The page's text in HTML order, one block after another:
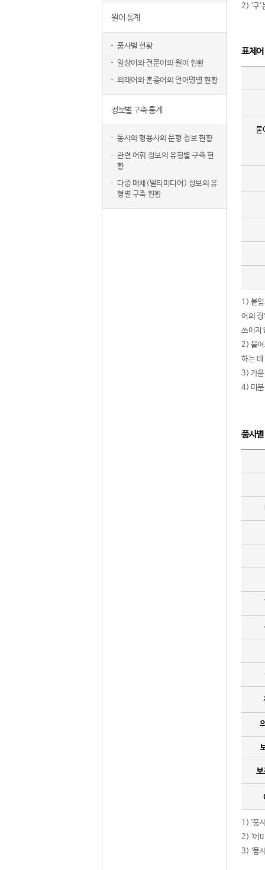
원어 통계
품사별 현황
일상어와 전문어의 원어 현황
외래어와 혼종어의 언어명별 현황
정보별 구축 통계
동사와 형용사의 문형 정보 현황
관련 어휘 정보의 유형별 구축 현
황
다중 매체(멀티미디어) 정보의 유
형별 구축 현황
2) ‘구
표제
붙
1) 붙
어의
쓰이지
2) 붙여
하는
3) 가운
4) 미분
품사
보
1) '품
2) ‘어
3) ‘품